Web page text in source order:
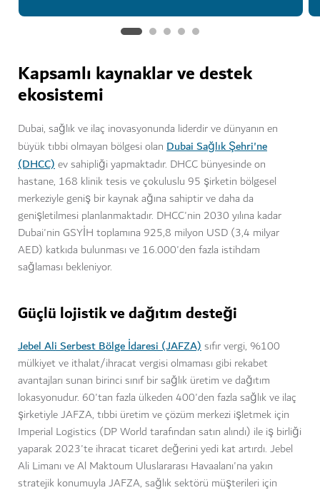
Kapsamlı kaynaklar ve destek
ekosistemi
Dubai, sağlık ve ilaç inovasyonunda liderdir ve dünyanın en
büyük tıbbi olmayan bölgesi olan Dubai Sağlık Şehri'ne
(DHCC)ev sahipliği yapmaktadır. DHCC bünyesinde on
hastane, 168 klinik tesis ve çokuluslu 95 şirketin bölgesel
merkeziyle geniş bir kaynak ağına sahiptir ve daha da
genişletilmesi planlanmaktadır. DHCC'nin 2030 yılına kadar
Dubai'nin GSYİH toplamına 925,8 milyon USD (3,4 milyar
AED) katkıda bulunması ve 16.000'den fazla istihdam
sağlaması bekleniyor.
Güçlü lojistik ve dağıtım desteği
Jebel Ali Serbest Bölge İdaresi (JAFZA)sıfır vergi, %100
mülkiyet ve ithalat/ihracat vergisi olmaması gibi rekabet
avantajları sunan birinci sınıf bir sağlık üretim ve dağıtım
lokasyonudur. 60'tan fazla ülkeden 400'den fazla sağlık ve ilaç
şirketiyle JAFZA, tıbbi üretim ve çözüm merkezi işletmek için
Imperial Logistics (DP World tarafından satın alındı) ile iş birliği
yaparak 2023'te ihracat ticaret değerini yedi kat artırdı. Jebel
Ali Limanı ve Al Maktoum Uluslararası Havaalanı'na yakın
stratejik konumuyla JAFZA, sağlık sektörü müşterileri için